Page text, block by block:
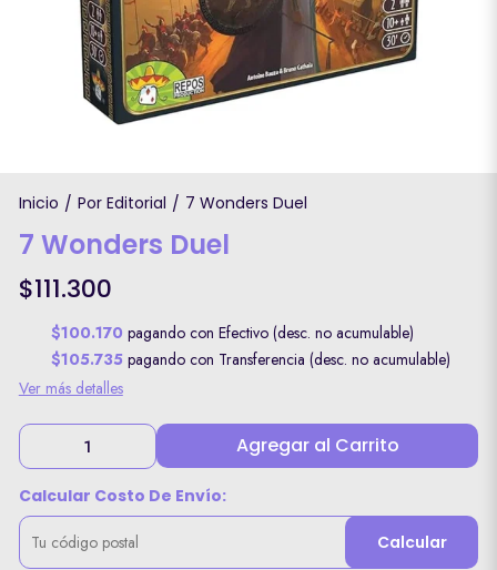
Inicio / Por Editorial / 7 Wonders Duel
7 Wonders Duel
$111.300
$100.170 pagando con Efectivo (desc. no acumulable)
$105.735 pagando con Transferencia (desc. no acumulable)
Ver más detalles
Agregar al Carrito
Calcular Costo De Envío:
Calcular